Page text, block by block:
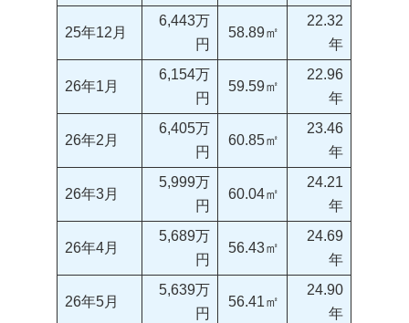
25年12月
6,443万
円
58.89㎡
22.32
年
26年1月
6,154万
円
59.59㎡
22.96
年
26年2月
6,405万
円
60.85㎡
23.46
年
26年3月
5,999万
円
60.04㎡
24.21
年
26年4月
5,689万
円
56.43㎡
24.69
年
26年5月
5,639万
円
56.41㎡
24.90
年